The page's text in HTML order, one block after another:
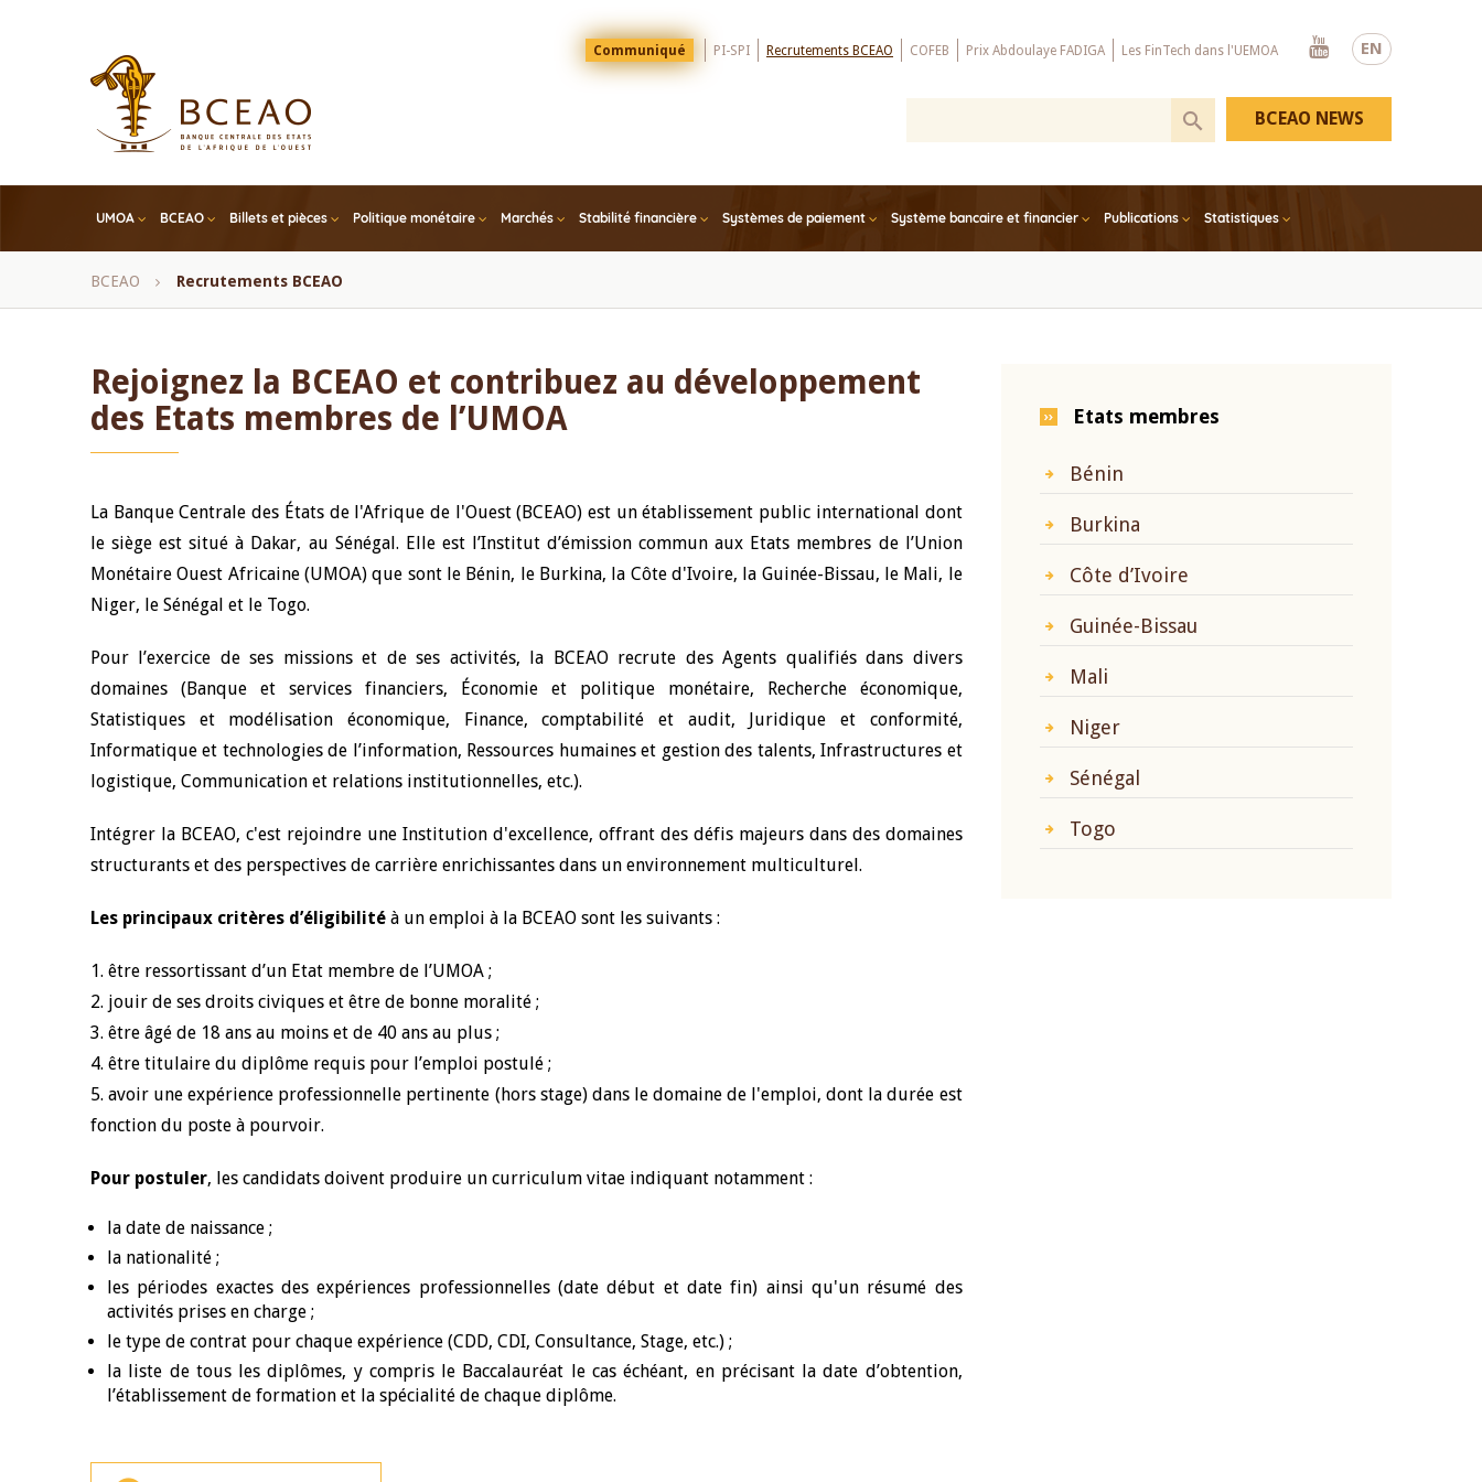
EN
Menu
Top
Communiqué PI-SPI Recrutements BCEAO COFEB Prix Abdoulaye FADIGA Les FinTech dans l'UEMOA
Youtube
UMOA BCEAO Billets et pièces Politique monétaire Marchés Stabilité financière Systèmes de paiement Système bancaire et financier Publications Statistiques
BCEAO NEWS
Fil
BCEAO Recrutements BCEAO
Rejoignez la BCEAO et contribuez au développement
des Etats membres de l’UMOA
La Banque Centrale des États de l'Afrique de l'Ouest (BCEAO) est un établissement public international dont
le siège est situé à Dakar, au Sénégal. Elle est l’Institut d’émission commun aux Etats membres de l’Union
Monétaire Ouest Africaine (UMOA) que sont le Bénin, le Burkina, la Côte d'Ivoire, la Guinée-Bissau, le Mali, le
Niger, le Sénégal et le Togo.
Pour l’exercice de ses missions et de ses activités, la BCEAO recrute des Agents qualifiés dans divers
domaines (Banque et services financiers, Économie et politique monétaire, Recherche économique,
Statistiques et modélisation économique, Finance, comptabilité et audit, Juridique et conformité,
Informatique et technologies de l’information, Ressources humaines et gestion des talents, Infrastructures et
logistique, Communication et relations institutionnelles, etc.).
Intégrer la BCEAO, c'est rejoindre une Institution d'excellence, offrant des défis majeurs dans des domaines
structurants et des perspectives de carrière enrichissantes dans un environnement multiculturel.
Les principaux critères d’éligibilité à un emploi à la BCEAO sont les suivants :
1. être ressortissant d’un Etat membre de l’UMOA ;
2. jouir de ses droits civiques et être de bonne moralité ;
3. être âgé de 18 ans au moins et de 40 ans au plus ;
4. être titulaire du diplôme requis pour l’emploi postulé ;
5. avoir une expérience professionnelle pertinente (hors stage) dans le domaine de l'emploi, dont la durée est
fonction du poste à pourvoir.
Pour postuler, les candidats doivent produire un curriculum vitae indiquant notamment :
la date de naissance ;
la nationalité ;
les périodes exactes des expériences professionnelles (date début et date fin) ainsi qu'un résumé des
activités prises en charge ;
le type de contrat pour chaque expérience (CDD, CDI, Consultance, Stage, etc.) ;
la liste de tous les diplômes, y compris le Baccalauréat le cas échéant, en précisant la date d’obtention,
l’établissement de formation et la spécialité de chaque diplôme.
Etats membres
Bénin
Burkina
Côte d’Ivoire
Guinée-Bissau
Mali
Niger
Sénégal
Togo